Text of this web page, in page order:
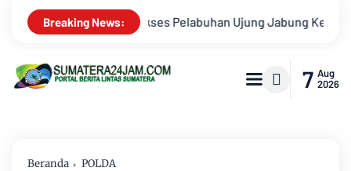
Breaking News:
Ke Penuntut Umum Putra Daerah Jambi Romi Arizyanto
7 Aug
2026
Beranda POLDA